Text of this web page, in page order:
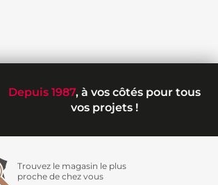
Depuis 1987, à vos côtés pour tous
vos projets !
Trouvez le magasin le plus
proche de chez vous